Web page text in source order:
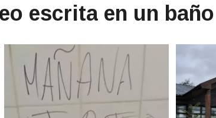
escrita en un baño